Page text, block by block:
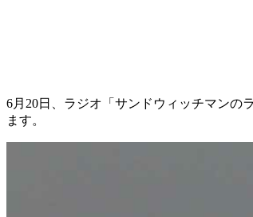
6月20日、ラジオ「サンドウィッチマンの
ます。